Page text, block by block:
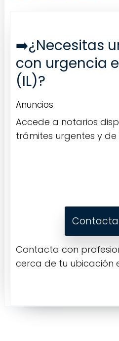
➡️¿Necesitas
con urgencia
(IL)?
Anuncios
Accede a notarios
trámites urgentes y
Contacta con
cerca de tu ubicación